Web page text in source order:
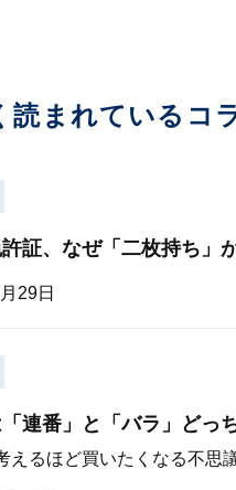
読まれているコ
証、なぜ「二枚持ち」
29日
連番」と「バラ」どっ
えるほど買いたくなる不思